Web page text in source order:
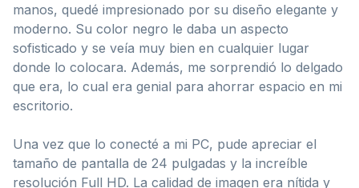
manos, quedé impresionado por su diseño elegante y
moderno. Su color negro le daba un aspecto
sofisticado y se veía muy bien en cualquier lugar
donde lo colocara. Además, me sorprendió lo delgado
que era, lo cual era genial para ahorrar espacio en mi
escritorio.
Una vez que lo conecté a mi PC, pude apreciar el
tamaño de pantalla de 24 pulgadas y la increíble
resolución Full HD. La calidad de imagen era nítida y